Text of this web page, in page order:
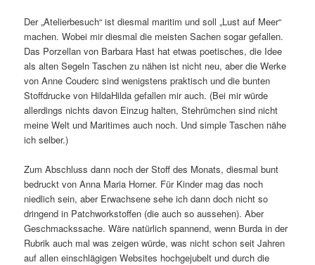
Der „Atelierbesuch“ ist diesmal maritim und soll „Lust auf Meer“
machen. Wobei mir diesmal die meisten Sachen sogar gefallen.
Das Porzellan von Barbara Hast hat etwas poetisches, die Idee
als alten Segeln Taschen zu nähen ist nicht neu, aber die Werke
von Anne Couderc sind wenigstens praktisch und die bunten
Stoffdrucke von HildaHilda gefallen mir auch. (Bei mir würde
allerdings nichts davon Einzug halten, Stehrümchen sind nicht
meine Welt und Maritimes auch noch. Und simple Taschen nähe
ich selber.)
Zum Abschluss dann noch der Stoff des Monats, diesmal bunt
bedruckt von Anna Maria Horner. Für Kinder mag das noch
niedlich sein, aber Erwachsene sehe ich dann doch nicht so
dringend in Patchworkstoffen (die auch so aussehen). Aber
Geschmackssache. Wäre natürlich spannend, wenn Burda in der
Rubrik auch mal was zeigen würde, was nicht schon seit Jahren
auf allen einschlägigen Websites hochgejubelt und durch die